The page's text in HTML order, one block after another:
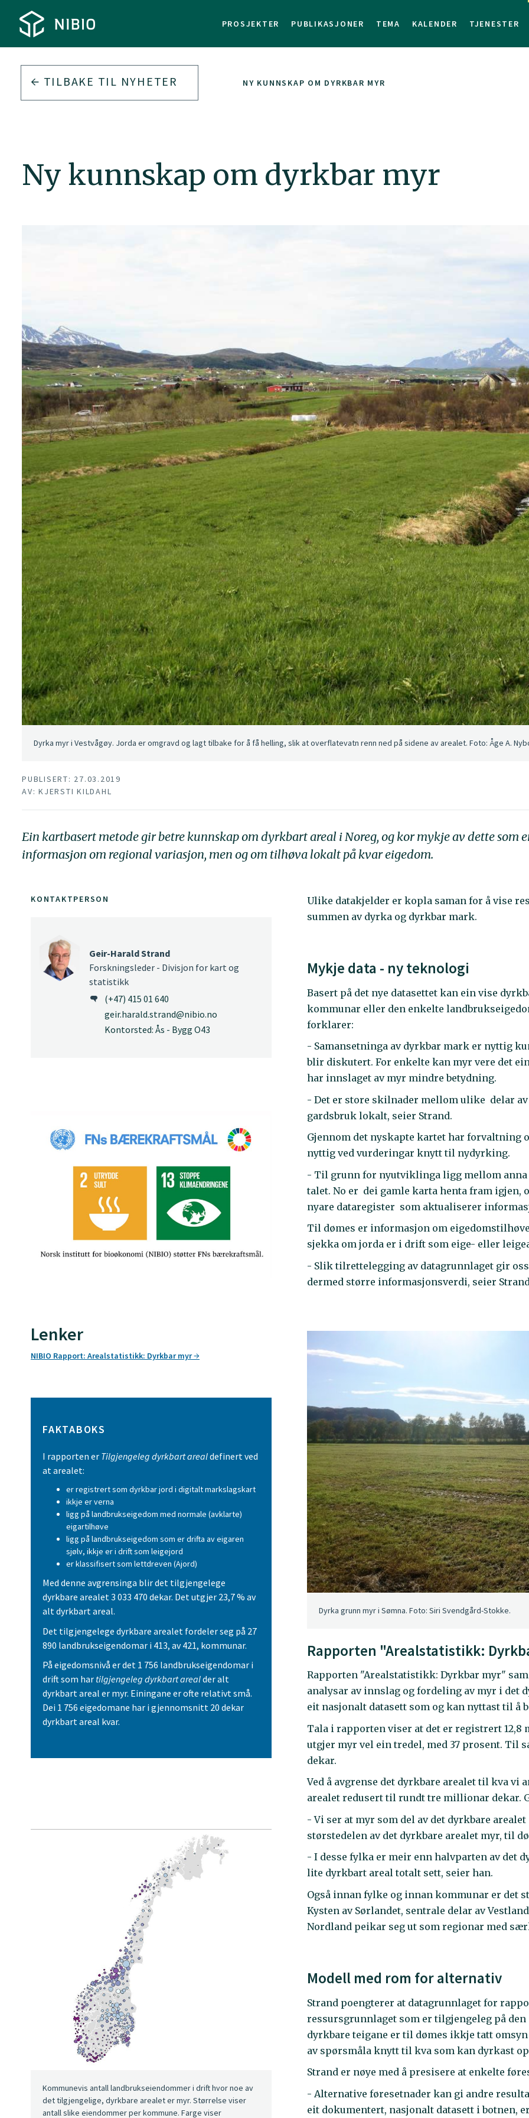
PROSJEKTER PUBLIKASJONER TEMA KALENDER TJENESTER
TILBAKE TIL NYHETER NY KUNNSKAP OM DYRKBAR MYR
Ny kunnskap om dyrkbar myr
Dyrka myr i Vestvågøy. Jorda er omgravd og lagt tilbake for å få helling, slik at overflatevatn renn ned på sidene av arealet. Foto: Åge A.
PUBLISERT: 27.03.2019
AV: KJERSTI KILDAHL
Ein kartbasert metode gir betre kunnskap om dyrkbart areal i Noreg, og kor mykje av dette som
informasjon om regional variasjon, men og om tilhøva lokalt på kvar eigedom.
Ulike datakjelder er kopla saman for å vise
summen av dyrka og dyrkbar mark.
Mykje data - ny teknologi
Basert på det nye datasettet kan ein vise
kommunar eller den enkelte
forklarer:
- Samansetninga av dyrkbar mark er nyttig
blir diskutert. For enkelte kan myr vere det
har innslaget av myr mindre betydning.
- Det er store skilnader mellom ulike delar
gardsbruk lokalt, seier Strand.
Gjennom det nyskapte kartet har forvaltning
nyttig ved vurderingar knytt til nydyrking.
- Til grunn for nyutviklinga ligg mellom
talet. No er dei gamle karta henta fram
nyare dataregister som aktualiserer
Til dømes er informasjon om
sjekka om jorda er i drift som eige- eller
- Slik tilrettelegging av datagrunnlaget gir
dermed større informasjonsverdi, seier
Dyrka grunn myr i Sømna. Foto: Siri Svendgård-Stokke.
Rapporten "Arealstatistikk:
Rapporten "Arealstatistikk: Dyrkbar myr"
analysar av innslag og fordeling av myr i det
eit nasjonalt datasett som og kan nyttast til
Tala i rapporten viser at det er registrert
utgjer myr vel ein tredel, med 37 prosent.
dekar.
Ved å avgrense det dyrkbare arealet til kva
arealet redusert til rundt tre millionar dekar.
- Vi ser at myr som del av det dyrkbare
størstedelen av det dyrkbare arealet myr, til
- I desse fylka er meir enn halvparten av det
lite dyrkbart areal totalt sett, seier han.
Også innan fylke og innan kommunar er det
Kysten av Sørlandet, sentrale delar av
Nordland peikar seg ut som regionar med
Modell med rom for alternativ
Strand poengterer at datagrunnlaget for
ressursgrunnlaget som er tilgjengeleg på
dyrkbare teigane er til dømes ikkje tatt
av spørsmåla knytt til kva som kan dyrkast
Strand er nøye med å presisere at enkelte
- Alternative føresetnader kan gi andre
eit dokumentert, nasjonalt datasett i botnen,
KONTAKTPERSON
Geir-Harald Strand
Forskningsleder - Divisjon for kart og
statistikk
(+47) 415 01 640
geir.harald.strand@nibio.no
Kontorsted: Ås - Bygg O43
Lenker
NIBIO Rapport: Arealstatistikk: Dyrkbar myr
FAKTABOKS
I rapporten er Tilgjengeleg dyrkbart arealdefinert ved
at arealet:
er registrert som dyrkbar jord i digitalt markslagskart
ikkje er verna
ligg på landbrukseigedom med normale (avklarte)
eigartilhøve
ligg på landbrukseigedom som er drifta av eigaren
sjølv, ikkje er i drift som leigejord
er klassifisert som lettdreven (Ajord)
Med denne avgrensinga blir det tilgjengelege
dyrkbare arealet 3 033 470 dekar. Det utgjer 23,7 % av
alt dyrkbart areal.
Det tilgjengelege dyrkbare arealet fordeler seg på 27
890 landbrukseigendomar i 413, av 421, kommunar.
På eigedomsnivå er det 1 756 landbrukseigendomar i
drift som har tilgjengeleg dyrkbart arealder alt
dyrkbart areal er myr. Einingane er ofte relativt små.
Dei 1 756 eigedomane har i gjennomsnitt 20 dekar
dyrkbart areal kvar.
Kommunevis antall landbrukseiendommer i drift hvor noe av
det tilgjengelige, dyrkbare arealet er myr. Størrelse viser
antall slike eiendommer per kommune. Farge viser